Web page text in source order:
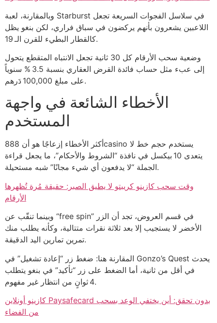
وبالمقارنة، لعبة Starburst في سلاسل الفجوات السريعة تجعل
اللاعبين يشعرون بأنهم يركضون في سباق فراري، لكن بنغو يظل
كالقطار البطيء للقرن الـ 19.
وضعية سحب الأرقام كل 30 ثانية تجعل الانتباه المتقطع يتحول
إلى عبء مثل حساب فائدة القرض العقاري بنسبة 3.5 % سنوياً
على مبلغ 100,000 دَرهم.
الأخطاء الشائعة في واجهة
المستخدم
أكثر الأخطاء إزعاجًا هو أن 888casino يستخدم حجم خط لا
يتعدى 10 بيكسل في نافذة “الشروط والأحكام”، ما يجعل قراءة
الجملة “لا يدفعون أي شيء مجانًا” شبه مستحيلة.
وقت سحب كازينو كريبتو لا يطيق الصبر: حقيقة مُرة تُظهرها
الأرقام
وبينما تنقّب عن “free spin” في قسم العروض، تجد أن الزر
الأخضر لا يستجيب إلا بعد ثلاثة نقرات متتالية، وكأنه يطلب منك
تمرين تمارين اليد الدقيقة.
المقارنة هنا: ضغط زر “إعادة تشغيل” في Gonzo’s Quest يحدث
في أقل من ثانية، أما الضغط على زر “تأكيد” في بنغو يتطلب
4 ثوانٍ من انتظار غير مفهوم.
كازينو أونلاين Paysafecard بدون تحقق: أين يختفي الوعد بسحب
من الفضاء